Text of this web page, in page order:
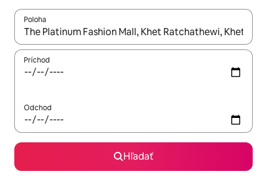
Poloha
Keď budú výsledky k dispozícii, môžete si ich prechádzať
Príchod
Odchod
Hľadať